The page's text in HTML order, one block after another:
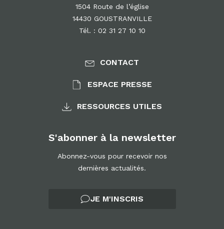
1504 Route de l’église
14430 GOUSTRANVILLE
Tél. : 02 31 27 10 10
CONTACT
ESPACE PRESSE
RESSOURCES UTILES
S'abonner à la newsletter
Abonnez-vous pour recevoir nos
dernières actualités.
JE M'INSCRIS